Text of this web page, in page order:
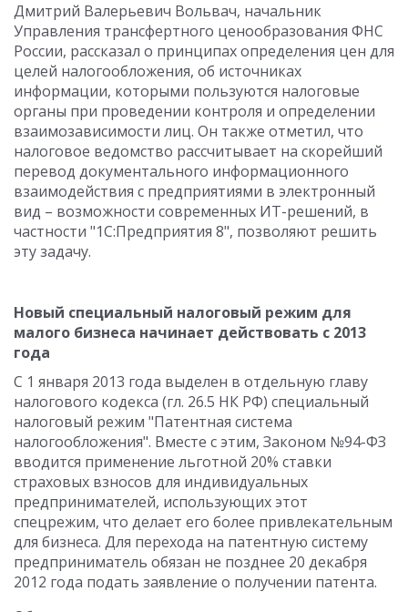
Дмитрий Валерьевич Вольвач, начальник
Управления трансфертного ценообразования ФНС
России, рассказал о принципах определения цен для
целей налогообложения, об источниках
информации, которыми пользуются налоговые
органы при проведении контроля и определении
взаимозависимости лиц. Он также отметил, что
налоговое ведомство рассчитывает на скорейший
перевод документального информационного
взаимодействия с предприятиями в электронный
вид – возможности современных ИТ-решений, в
частности "1С:Предприятия 8", позволяют решить
эту задачу.
Новый специальный налоговый режим для
малого бизнеса начинает действовать с 2013
года
С 1 января 2013 года выделен в отдельную главу
налогового кодекса (гл. 26.5 НК РФ) специальный
налоговый режим "Патентная система
налогообложения". Вместе с этим, Законом №94-ФЗ
вводится применение льготной 20% ставки
страховых взносов для индивидуальных
предпринимателей, использующих этот
спецрежим, что делает его более привлекательным
для бизнеса. Для перехода на патентную систему
предприниматель обязан не позднее 20 декабря
2012 года подать заявление о получении патента.